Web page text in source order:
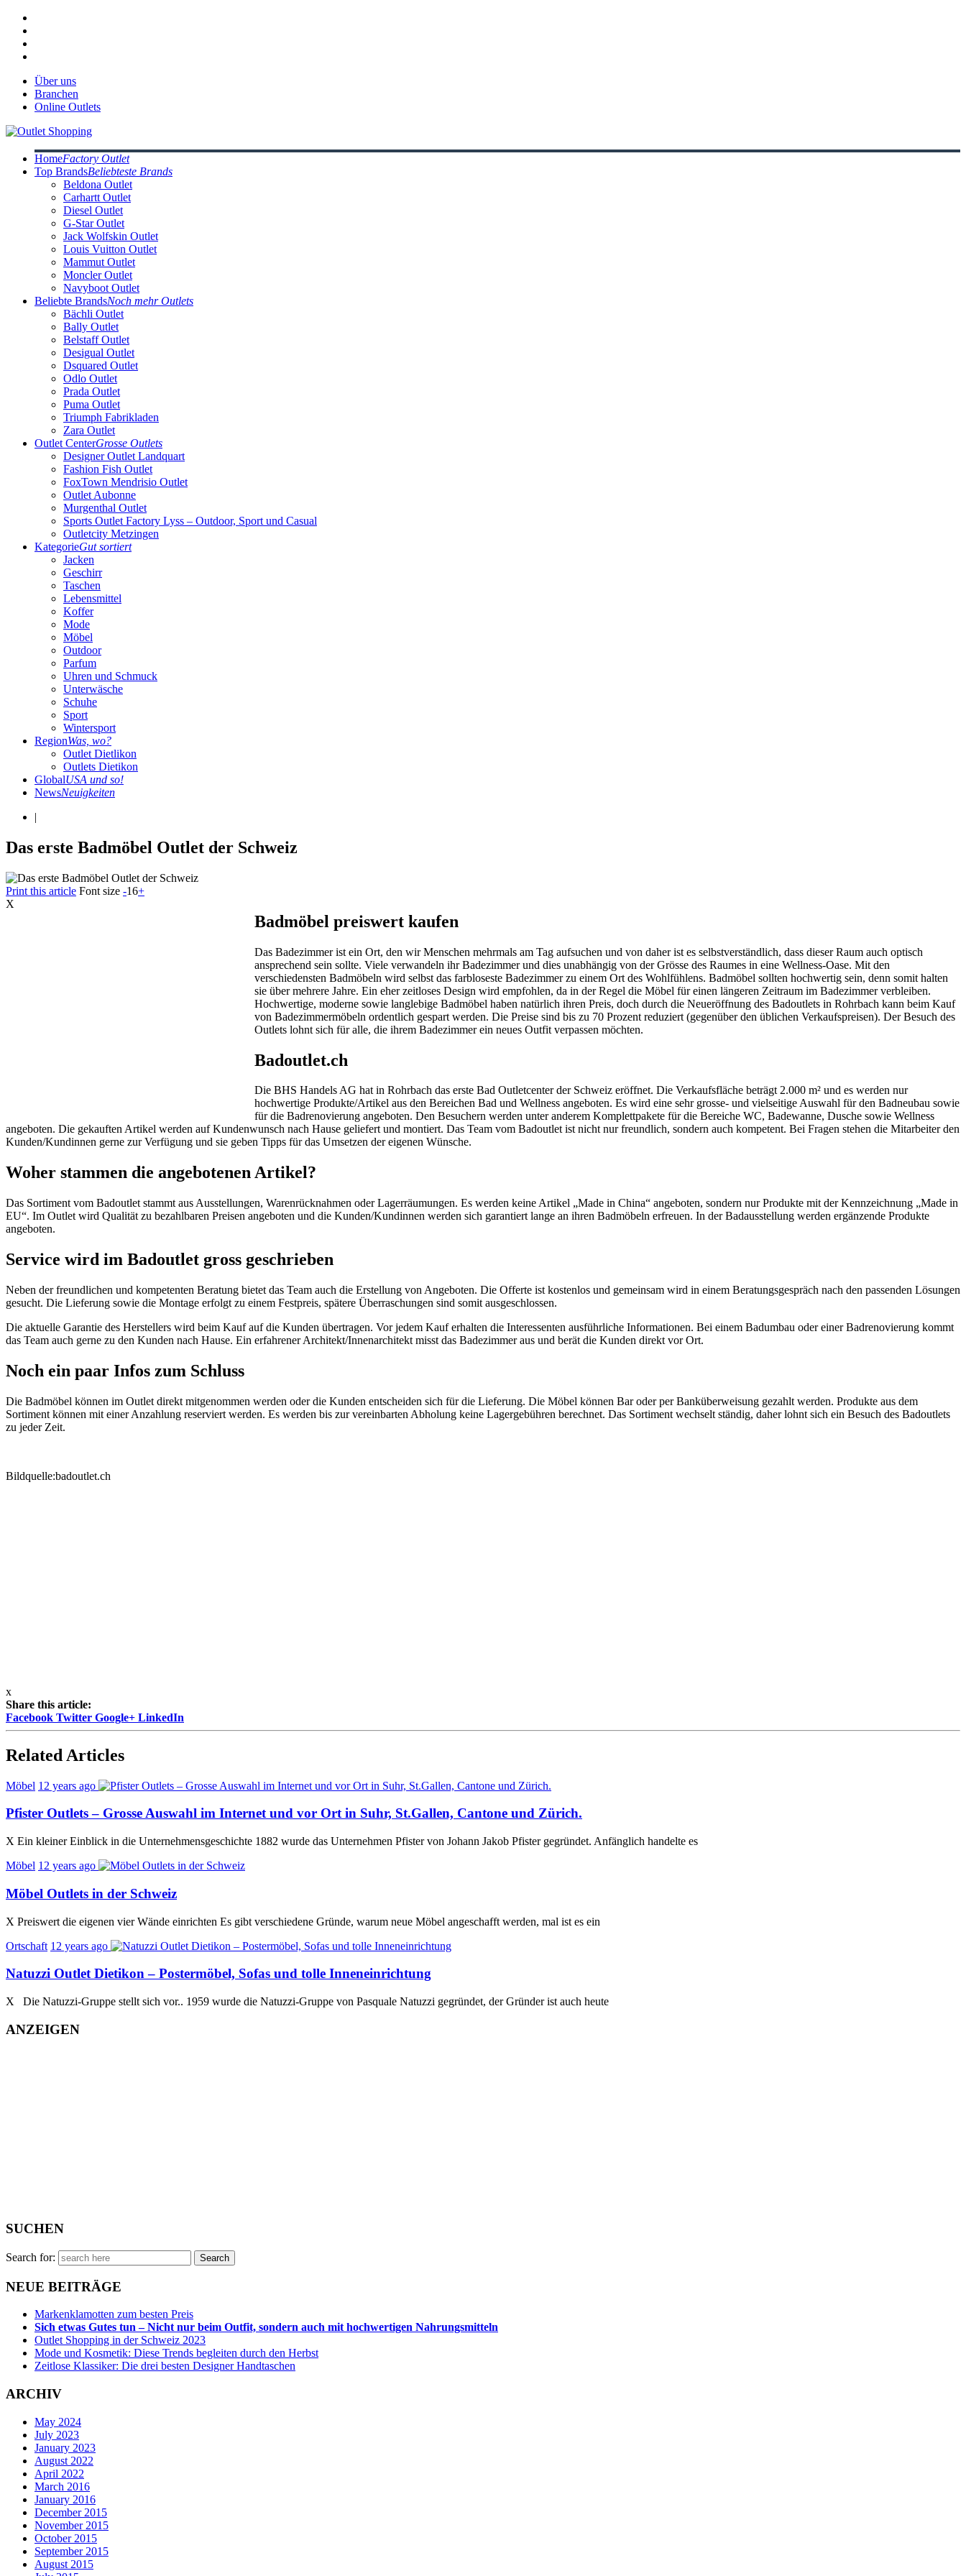
Über uns
Branchen
Online Outlets
HomeFactory Outlet
Top BrandsBeliebteste Brands
Beldona Outlet
Carhartt Outlet
Diesel Outlet
G-Star Outlet
Jack Wolfskin Outlet
Louis Vuitton Outlet
Mammut Outlet
Moncler Outlet
Navyboot Outlet
Beliebte BrandsNoch mehr Outlets
Bächli Outlet
Bally Outlet
Belstaff Outlet
Desigual Outlet
Dsquared Outlet
Odlo Outlet
Prada Outlet
Puma Outlet
Triumph Fabrikladen
Zara Outlet
Outlet CenterGrosse Outlets
Designer Outlet Landquart
Fashion Fish Outlet
FoxTown Mendrisio Outlet
Outlet Aubonne
Murgenthal Outlet
Sports Outlet Factory Lyss – Outdoor, Sport und Casual
Outletcity Metzingen
KategorieGut sortiert
Jacken
Geschirr
Taschen
Lebensmittel
Koffer
Mode
Möbel
Outdoor
Parfum
Uhren und Schmuck
Unterwäsche
Schuhe
Sport
Wintersport
RegionWas, wo?
Outlet Dietlikon
Outlets Dietikon
GlobalUSA und so!
NewsNeuigkeiten
|
Das erste Badmöbel Outlet der Schweiz
Print this article Font size -16+
X
Badmöbel preiswert kaufen
Das Badezimmer ist ein Ort, den wir Menschen mehrmals am Tag aufsuchen und von daher ist es selbstverständlich, dass dieser Raum auch optisch
ansprechend sein sollte. Viele verwandeln ihr Badezimmer und dies unabhängig von der Grösse des Raumes in eine Wellness-Oase. Mit den
verschiedensten Badmöbeln wird selbst das farbloseste Badezimmer zu einem Ort des Wohlfühlens. Badmöbel sollten hochwertig sein, denn somit halten
sie über mehrere Jahre. Ein eher zeitloses Design wird empfohlen, da in der Regel die Möbel für einen längeren Zeitraum im Badezimmer verbleiben.
Hochwertige, moderne sowie langlebige Badmöbel haben natürlich ihren Preis, doch durch die Neueröffnung des Badoutlets in Rohrbach kann beim Kauf
von Badezimmermöbeln ordentlich gespart werden. Die Preise sind bis zu 70 Prozent reduziert (gegenüber den üblichen Verkaufspreisen). Der Besuch des
Outlets lohnt sich für alle, die ihrem Badezimmer ein neues Outfit verpassen möchten.
Badoutlet.ch
Die BHS Handels AG hat in Rohrbach das erste Bad Outletcenter der Schweiz eröffnet. Die Verkaufsfläche beträgt 2.000 m² und es werden nur
hochwertige Produkte/Artikel aus den Bereichen Bad und Wellness angeboten. Es wird eine sehr grosse- und vielseitige Auswahl für den Badneubau sowie
für die Badrenovierung angeboten. Den Besuchern werden unter anderem Komplettpakete für die Bereiche WC, Badewanne, Dusche sowie Wellness
angeboten. Die gekauften Artikel werden auf Kundenwunsch nach Hause geliefert und montiert. Das Team vom Badoutlet ist nicht nur freundlich, sondern auch kompetent. Bei Fragen stehen die Mitarbeiter den
Kunden/Kundinnen gerne zur Verfügung und sie geben Tipps für das Umsetzen der eigenen Wünsche.
Woher stammen die angebotenen Artikel?
Das Sortiment vom Badoutlet stammt aus Ausstellungen, Warenrücknahmen oder Lagerräumungen. Es werden keine Artikel „Made in China“ angeboten, sondern nur Produkte mit der Kennzeichnung „Made in
EU“. Im Outlet wird Qualität zu bezahlbaren Preisen angeboten und die Kunden/Kundinnen werden sich garantiert lange an ihren Badmöbeln erfreuen. In der Badausstellung werden ergänzende Produkte
angeboten.
Service wird im Badoutlet gross geschrieben
Neben der freundlichen und kompetenten Beratung bietet das Team auch die Erstellung von Angeboten. Die Offerte ist kostenlos und gemeinsam wird in einem Beratungsgespräch nach den passenden Lösungen
gesucht. Die Lieferung sowie die Montage erfolgt zu einem Festpreis, spätere Überraschungen sind somit ausgeschlossen.
Die aktuelle Garantie des Herstellers wird beim Kauf auf die Kunden übertragen. Vor jedem Kauf erhalten die Interessenten ausführliche Informationen. Bei einem Badumbau oder einer Badrenovierung kommt
das Team auch gerne zu den Kunden nach Hause. Ein erfahrener Architekt/Innenarchitekt misst das Badezimmer aus und berät die Kunden direkt vor Ort.
Noch ein paar Infos zum Schluss
Die Badmöbel können im Outlet direkt mitgenommen werden oder die Kunden entscheiden sich für die Lieferung. Die Möbel können Bar oder per Banküberweisung gezahlt werden. Produkte aus dem
Sortiment können mit einer Anzahlung reserviert werden. Es werden bis zur vereinbarten Abholung keine Lagergebühren berechnet. Das Sortiment wechselt ständig, daher lohnt sich ein Besuch des Badoutlets
zu jeder Zeit.
Bildquelle:badoutlet.ch
x
Share this article:
Facebook Twitter Google+ LinkedIn
Related Articles
Möbel 12 years ago
Pfister Outlets – Grosse Auswahl im Internet und vor Ort in Suhr, St.Gallen, Cantone und Zürich.
X Ein kleiner Einblick in die Unternehmensgeschichte 1882 wurde das Unternehmen Pfister von Johann Jakob Pfister gegründet. Anfänglich handelte es
Möbel 12 years ago
Möbel Outlets in der Schweiz
X Preiswert die eigenen vier Wände einrichten Es gibt verschiedene Gründe, warum neue Möbel angeschafft werden, mal ist es ein
Ortschaft 12 years ago
Natuzzi Outlet Dietikon – Postermöbel, Sofas und tolle Inneneinrichtung
X Die Natuzzi-Gruppe stellt sich vor.. 1959 wurde die Natuzzi-Gruppe von Pasquale Natuzzi gegründet, der Gründer ist auch heute
ANZEIGEN
SUCHEN
Search for:
NEUE BEITRÄGE
Markenklamotten zum besten Preis
Sich etwas Gutes tun – Nicht nur beim Outfit, sondern auch mit hochwertigen Nahrungsmitteln
Outlet Shopping in der Schweiz 2023
Mode und Kosmetik: Diese Trends begleiten durch den Herbst
Zeitlose Klassiker: Die drei besten Designer Handtaschen
ARCHIV
May 2024
July 2023
January 2023
August 2022
April 2022
March 2016
January 2016
December 2015
November 2015
October 2015
September 2015
August 2015